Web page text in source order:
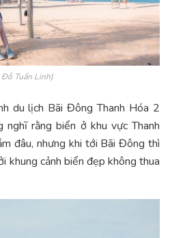
Tuấn Linh)
du lịch Bãi Đông Thanh Hóa 2
rằng biển ở khu vực Thanh
đâu, nhưng khi tới Bãi Đông thì
khung cảnh biển đẹp không thua